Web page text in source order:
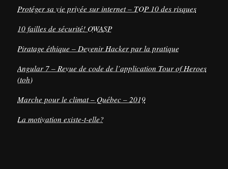
Protéger sa vie privée sur internet – TOP 10 des risques
10 failles de sécurité! OWASP
Piratage éthique – Devenir Hacker par la pratique
Angular 7 – Revue de code de l’application Tour of Heroes
(toh)
Marche pour le climat – Québec – 2019
La motivation existe-t-elle?